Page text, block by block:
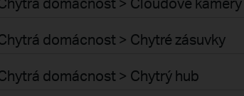
domácnost > Chytré zásuvky
domácnost > Chytrý hub